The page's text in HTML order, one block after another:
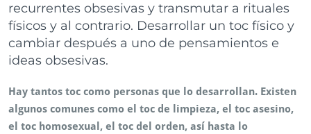
recurrentes obsesivas y transmutar a rituales
físicos y al contrario. Desarrollar un toc físico y
cambiar después a uno de pensamientos e
ideas obsesivas.
Hay tantos toc como personas que lo desarrollan. Existen
algunos comunes como el toc de limpieza, el toc asesino,
el toc homosexual, el toc del orden, así hasta lo